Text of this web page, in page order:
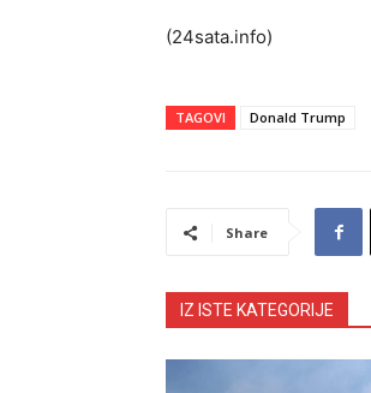
(24sata.info)
TAGOVI Donald Trump
Share
IZ ISTE KATEGORIJE